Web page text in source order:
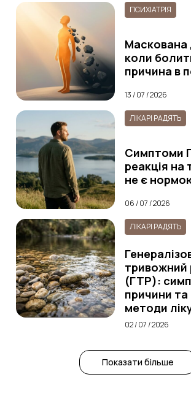
ПСИХІАТРІЯ
Маскована
коли
причина в
13 / 07 / 2026
ЛІКАРІ РАДЯТЬ
Симптоми
реакція на
не є
06 / 07 / 2026
ЛІКАРІ РАДЯТЬ
тривожний
(ГТР):
причини та
методи
02 / 07 / 2026
Показати більше